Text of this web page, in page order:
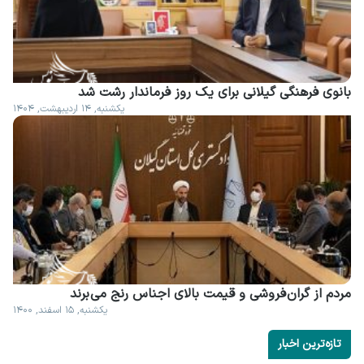
بانوی فرهنگی گیلانی برای یک روز فرماندار رشت شد
یکشنبه, ۱۴ اردیبهشت, ۱۴۰۴
مردم از گران فروشی و قیمت بالای اجناس رنج می برند
یکشنبه, ۱۵ اسفند, ۱۴۰۰
تازه‌ترین اخبار